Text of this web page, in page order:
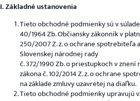
I. Základné ustanovenia
Tieto obchodné podmienky sú v
40/1964 Zb. Občiansky zákonník v
250/2007 Z. z. o ochrane spotrebiteľa
Slovenskej národnej rady
č. 372/1990 Zb. o priestupkoch v
zákona č. 102/2014 Z. z. o ochrane
na základe zmluvy uzavretej na diaľku.
Tieto obchodné podmienky upravujú